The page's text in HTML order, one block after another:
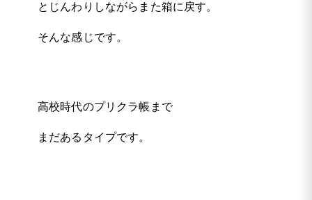
とじんわりしながらまた箱に戻す。
そんな感じです。
高校時代のプリクラ帳まで
まだあるタイプです。